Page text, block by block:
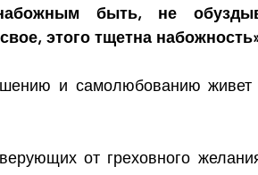
быть, не
этого тщетна
и самолюбованию живет
от греховного